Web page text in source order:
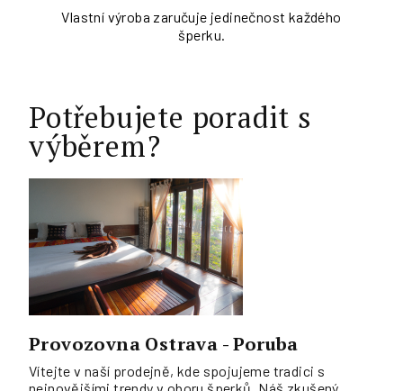
Vlastní výroba zaručuje jedinečnost každého
šperku.
Potřebujete poradit s
výběrem?
Provozovna Ostrava - Poruba
Vítejte v naší prodejně, kde spojujeme tradici s